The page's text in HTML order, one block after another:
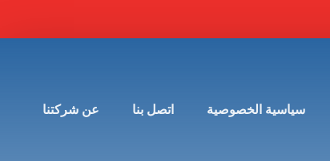
سياسية الخصوصية اتصل بنا عن شركتنا